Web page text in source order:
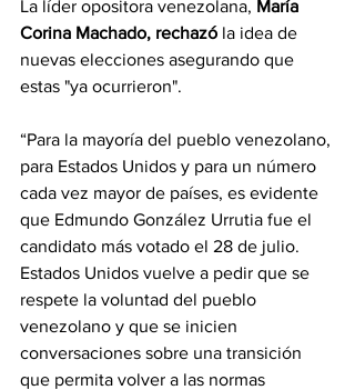
La líder opositora venezolana, María
Corina Machado, rechazó la idea de
nuevas elecciones asegurando que
estas "ya ocurrieron".
“Para la mayoría del pueblo venezolano,
para Estados Unidos y para un número
cada vez mayor de países, es evidente
que Edmundo González Urrutia fue el
candidato más votado el 28 de julio.
Estados Unidos vuelve a pedir que se
respete la voluntad del pueblo
venezolano y que se inicien
conversaciones sobre una transición
que permita volver a las normas